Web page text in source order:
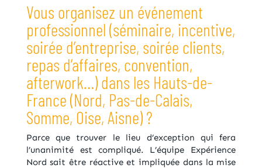
Vous organisez un événement
professionnel (séminaire, incentive,
soirée d’entreprise, soirée clients,
repas d’affaires, convention,
afterwork…) dans les Hauts-de-
France (Nord, Pas-de-Calais,
Somme, Oise, Aisne) ?
Parce que trouver le lieu d’exception qui fera
l’unanimité est compliqué. L’équipe Expérience
Nord sait être réactive et impliquée dans la mise